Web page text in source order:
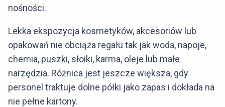
nośności.
Lekka ekspozycja kosmetyków, akcesoriów lub
opakowań nie obciąża regału tak jak woda, napoje,
chemia, puszki, słoiki, karma, oleje lub małe
narzędzia. Różnica jest jeszcze większa, gdy
personel traktuje dolne półki jako zapas i dokłada na
nie pełne kartony.